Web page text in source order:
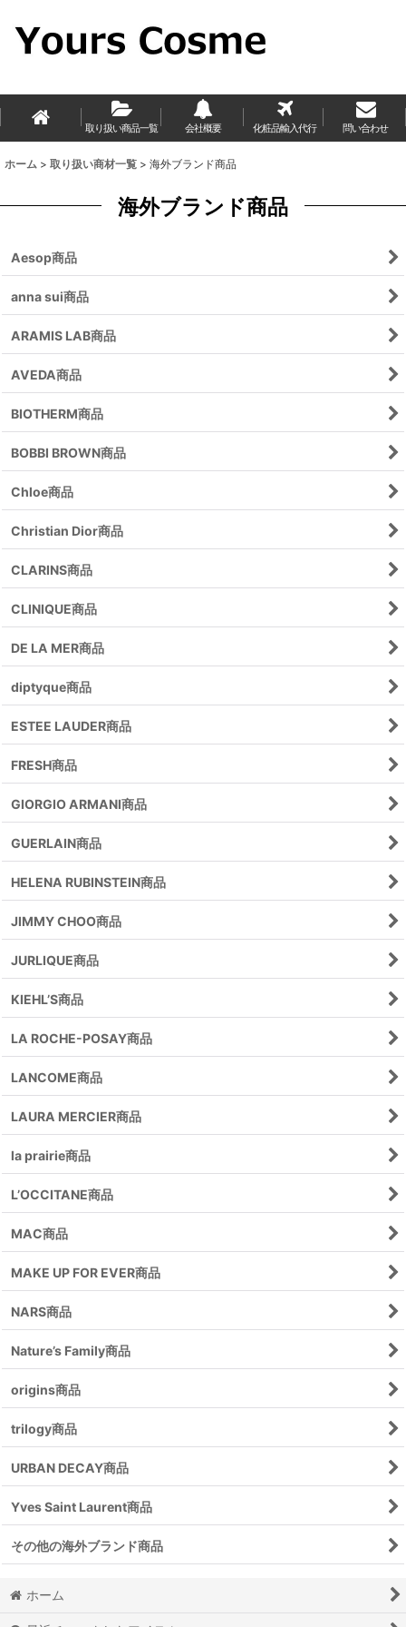
取り扱い商品一覧 会社概要 化粧品輸入代行 問い合わせ
ホーム > 取り扱い商材一覧 > 海外ブランド商品
海外ブランド商品
Aesop商品
anna sui商品
ARAMIS LAB商品
AVEDA商品
BIOTHERM商品
BOBBI BROWN商品
Chloe商品
Christian Dior商品
CLARINS商品
CLINIQUE商品
DE LA MER商品
diptyque商品
ESTEE LAUDER商品
FRESH商品
GIORGIO ARMANI商品
GUERLAIN商品
HELENA RUBINSTEIN商品
JIMMY CHOO商品
JURLIQUE商品
KIEHL’S商品
LA ROCHE-POSAY商品
LANCOME商品
LAURA MERCIER商品
la prairie商品
L’OCCITANE商品
MAC商品
MAKE UP FOR EVER商品
NARS商品
Nature’s Family商品
origins商品
trilogy商品
URBAN DECAY商品
Yves Saint Laurent商品
その他の海外ブランド商品
ホーム